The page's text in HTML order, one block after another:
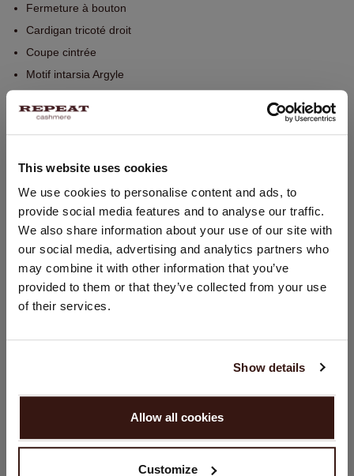
This website uses cookies
We use cookies to personalise content and ads, to
provide social media features and to analyse our traffic.
We also share information about your use of our site with
our social media, advertising and analytics partners who
may combine it with other information that you’ve
provided to them or that they’ve collected from your use
of their services.
Show details
Allow all cookies
Customize
Fermeture à bouton
Cardigan tricoté droit
Coupe cintrée
Motif intarsia Argyle
Lavage à la main, nettoyage à sec autorisé
TAILLE & COUPE
ENTRETIEN
LIVRAISON ET RETOURS
VOUS ALLEZ ADORER ÇA
CHANGER DE PAYS
Vous visitez Repeat cashmere depuis Pays - Bas (€).
Souhaitez-vous mettre à jour votre localisation ?
États-Unis ($)
CONTINUER